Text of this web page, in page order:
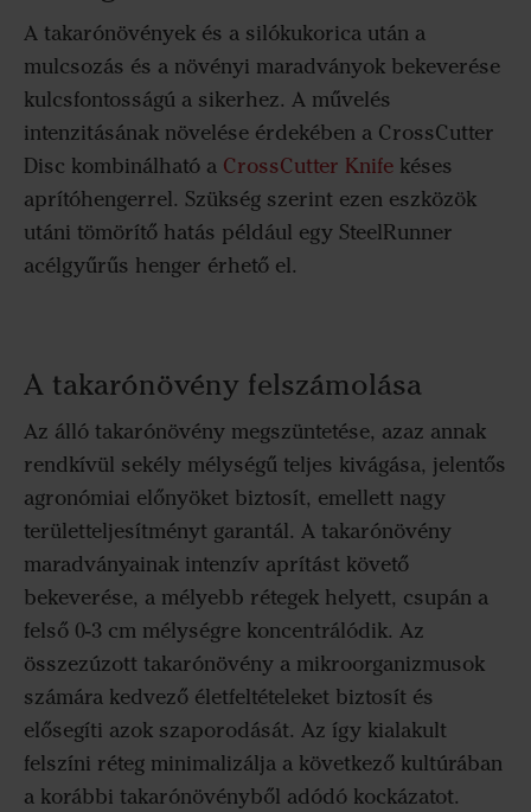
A takarónövények és a silókukorica után a
mulcsozás és a növényi maradványok bekeverése
kulcsfontosságú a sikerhez. A művelés
intenzitásának növelése érdekében a CrossCutter
Disc kombinálható a CrossCutter Knife késes
aprítóhengerrel. Szükség szerint ezen eszközök
utáni tömörítő hatás például egy SteelRunner
acélgyűrűs henger érhető el.
A takarónövény felszámolása
Az álló takarónövény megszüntetése, azaz annak
rendkívül sekély mélységű teljes kivágása, jelentős
agronómiai előnyöket biztosít, emellett nagy
területteljesítményt garantál. A takarónövény
maradványainak intenzív aprítást követő
bekeverése, a mélyebb rétegek helyett, csupán a
felső 0-3 cm mélységre koncentrálódik. Az
összezúzott takarónövény a mikroorganizmusok
számára kedvező életfeltételeket biztosít és
elősegíti azok szaporodását. Az így kialakult
felszíni réteg minimalizálja a következő kultúrában
a korábbi takarónövényből adódó kockázatot.